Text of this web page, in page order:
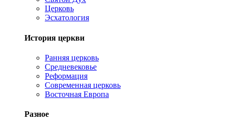
Церковь
Эсхатология
История церкви
Ранняя церковь
Средневековье
Реформация
Современная церковь
Восточная Европа
Разное